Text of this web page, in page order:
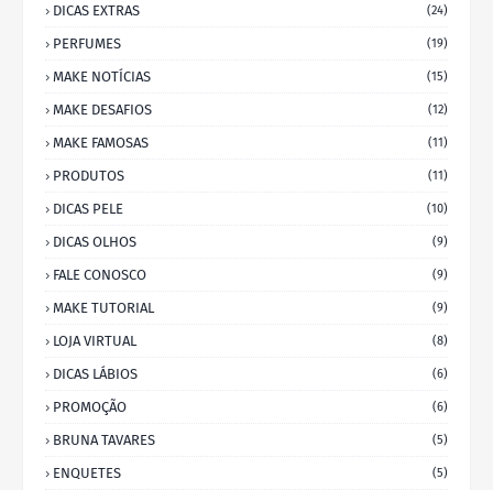
DICAS EXTRAS (24)
PERFUMES (19)
MAKE NOTÍCIAS (15)
MAKE DESAFIOS (12)
MAKE FAMOSAS (11)
PRODUTOS (11)
DICAS PELE (10)
DICAS OLHOS (9)
FALE CONOSCO (9)
MAKE TUTORIAL (9)
LOJA VIRTUAL (8)
DICAS LÁBIOS (6)
PROMOÇÃO (6)
BRUNA TAVARES (5)
ENQUETES (5)